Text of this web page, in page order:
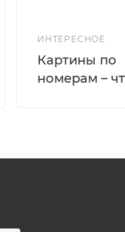
ИНТЕРЕСНОЕ
Картины по
номерам –